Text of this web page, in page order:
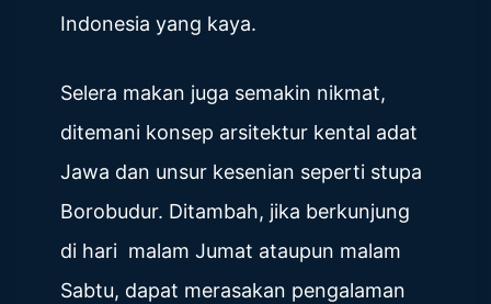
Indonesia yang kaya.
Selera makan juga semakin nikmat,
ditemani konsep arsitektur kental adat
Jawa dan unsur kesenian seperti stupa
Borobudur. Ditambah, jika berkunjung
di hari malam Jumat ataupun malam
Sabtu, dapat merasakan pengalaman